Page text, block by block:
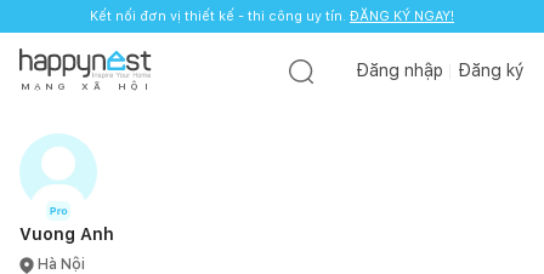
Kết nối đơn vị thiết kế - thi công uy tín. ĐĂNG KÝ NGAY!
M Ạ N G X Ã H Ộ I
Đăng nhập Đăng ký
Vuong Anh
Hà Nội